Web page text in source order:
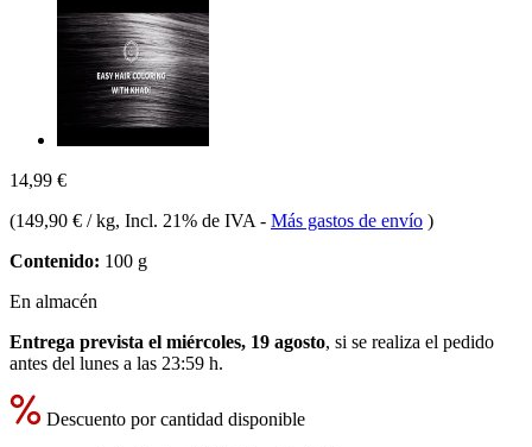
14,99 €
(149,90 € / kg, Incl. 21% de IVA - Más gastos de envío )
Contenido: 100 g
En almacén
Entrega prevista el miércoles, 19 agosto, si se realiza el pedido
antes del lunes a las 23:59 h.
Descuento por cantidad disponible